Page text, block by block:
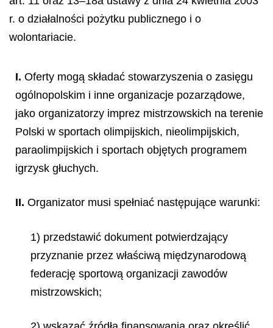
r. o działalności pożytku publicznego i o
wolontariacie.
I. Oferty mogą składać stowarzyszenia o zasięgu
ogólnopolskim i inne organizacje pozarządowe,
jako organizatorzy imprez mistrzowskich na terenie
Polski w sportach olimpijskich, nieolimpijskich,
paraolimpijskich i sportach objętych programem
igrzysk głuchych.
II. Organizator musi spełniać następujące warunki:
1) przedstawić dokument potwierdzający
przyznanie przez właściwą międzynarodową
federację sportową organizacji zawodów
mistrzowskich;